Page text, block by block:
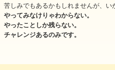
苦しみでもあるかもしれませんが、い
やってみなけりゃわからない。
やったことしか残らない。
チャレンジあるのみです。